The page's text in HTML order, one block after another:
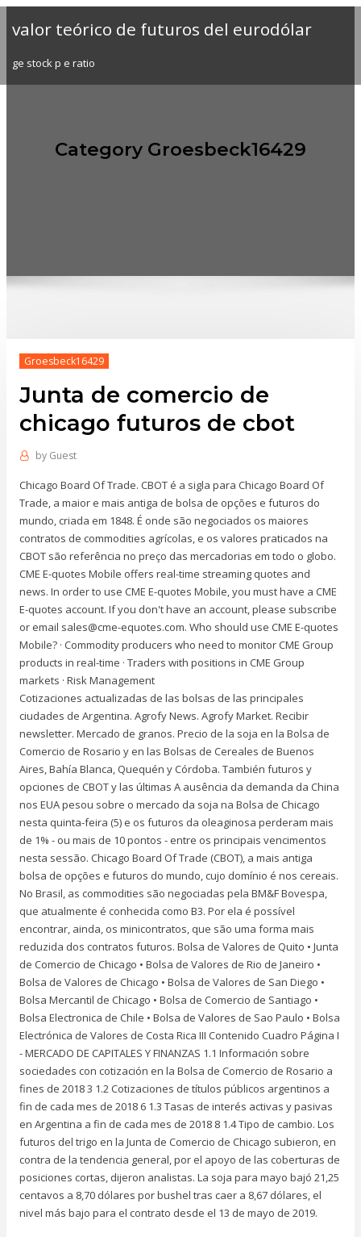
tovalor teórico de futuros del eurodólar
ge stock p e ratio
Category Groesbeck16429
Groesbeck16429
Junta de comercio de
chicago futuros de cbot
by Guest
Chicago Board Of Trade. CBOT é a sigla para Chicago Board Of
Trade, a maior e mais antiga de bolsa de opções e futuros do
mundo, criada em 1848. É onde são negociados os maiores
contratos de commodities agrícolas, e os valores praticados na
CBOT são referência no preço das mercadorias em todo o globo.
CME E-quotes Mobile offers real-time streaming quotes and
news. In order to use CME E-quotes Mobile, you must have a CME
E-quotes account. If you don't have an account, please subscribe
or email sales@cme-equotes.com. Who should use CME E-quotes
Mobile? · Commodity producers who need to monitor CME Group
products in real-time · Traders with positions in CME Group
markets · Risk Management
Cotizaciones actualizadas de las bolsas de las principales
ciudades de Argentina. Agrofy News. Agrofy Market. Recibir
newsletter. Mercado de granos. Precio de la soja en la Bolsa de
Comercio de Rosario y en las Bolsas de Cereales de Buenos
Aires, Bahía Blanca, Quequén y Córdoba. También futuros y
opciones de CBOT y las últimas A ausência da demanda da China
nos EUA pesou sobre o mercado da soja na Bolsa de Chicago
nesta quinta-feira (5) e os futuros da oleaginosa perderam mais
de 1% - ou mais de 10 pontos - entre os principais vencimentos
nesta sessão. Chicago Board Of Trade (CBOT), a mais antiga
bolsa de opções e futuros do mundo, cujo domínio é nos cereais.
No Brasil, as commodities são negociadas pela BM&F Bovespa,
que atualmente é conhecida como B3. Por ela é possível
encontrar, ainda, os minicontratos, que são uma forma mais
reduzida dos contratos futuros. Bolsa de Valores de Quito • Junta
de Comercio de Chicago • Bolsa de Valores de Rio de Janeiro •
Bolsa de Valores de Chicago • Bolsa de Valores de San Diego •
Bolsa Mercantil de Chicago • Bolsa de Comercio de Santiago •
Bolsa Electronica de Chile • Bolsa de Valores de Sao Paulo • Bolsa
Electrónica de Valores de Costa Rica III Contenido Cuadro Página I
- MERCADO DE CAPITALES Y FINANZAS 1.1 Información sobre
sociedades con cotización en la Bolsa de Comercio de Rosario a
fines de 2018 3 1.2 Cotizaciones de títulos públicos argentinos a
fin de cada mes de 2018 6 1.3 Tasas de interés activas y pasivas
en Argentina a fin de cada mes de 2018 8 1.4 Tipo de cambio. Los
futuros del trigo en la Junta de Comercio de Chicago subieron, en
contra de la tendencia general, por el apoyo de las coberturas de
posiciones cortas, dijeron analistas. La soja para mayo bajó 21,25
centavos a 8,70 dólares por bushel tras caer a 8,67 dólares, el
nivel más bajo para el contrato desde el 13 de mayo de 2019.